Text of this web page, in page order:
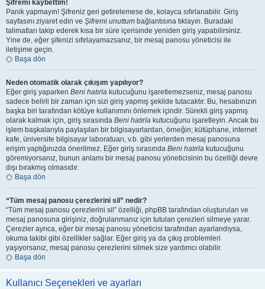
Şifremi kaybettim!
Panik yapmayın! Şifreniz geri getirelemese de, kolayca sıfırlanabilir. Giriş
sayfasını ziyaret edin ve Şifremi unuttum bağlantısına tıklayın. Buradaki
talimatları takip ederek kısa bir süre içerisinde yeniden giriş yapabilirsiniz.
Yine de, eğer şifenizi sıfırlayamazsanız, bir mesaj panosu yöneticisi ile
iletişime geçin.
Başa dön
Neden otomatik olarak çıkışım yapılıyor?
Eğer giriş yaparken Beni hatırla kutucuğunu işaretlemezseniz, mesaj panosu
sadece belirli bir zaman için sizi giriş yapmış şekilde tutacaktır. Bu, hesabınızın
başka biri tarafından kötüye kullanımını önlemek içindir. Sürekli giriş yapmış
olarak kalmak için, giriş sırasında Beni hatırla kutucuğunu işaretleyin. Ancak bu
işlem başkalarıyla paylaşılan bir bilgisayarlardan, örneğin; kütüphane, internet
kafe, üniversite bilgisayar laboratuarı, v.b. gibi yerlerden mesaj panosuna
erişim yaptığınızda önerilmez. Eğer giriş sırasında Beni hatırla kutucuğunu
göremiyorsanız, bunun anlamı bir mesaj panosu yöneticisinin bu özelliği devre
dışı bırakmış olmasıdır.
Başa dön
“Tüm mesaj panosu çerezlerini sil” nedir?
“Tüm mesaj panosu çerezlerini sil” özelliği, phpBB tarafından oluşturulan ve
mesaj panosuna girişiniz, doğrulanmanız için tutulan çerezleri silmeye yarar.
Çerezler ayrıca, eğer bir mesaj panosu yöneticisi tarafından ayarlandıysa,
okuma takibi gibi özellikler sağlar. Eğer giriş ya da çıkış problemleri
yaşıyorsanız, mesaj panosu çerezlerini silmek size yardımcı olabilir.
Başa dön
Kullanıcı Seçenekleri ve ayarları